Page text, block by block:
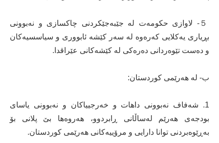
５- لاوازی حکومەت لە جێبەجێکردنی چاکسازی و نەبوونی
بڕیاری یەکلایی کەرەوە لە سەر کێشە ئابووری و سیاسسیەکان
و دەست تێوەردانی دەرەکی لە کێشەکانی عێراقدا.
ب‌- لە هەرێمی کوردستان:
1. شەفاف نەبوونی داهات و خەرجییاکان و نەبوونی یاسای
بودجەی هەرێم لەساڵانی ڕابردوو، هەروەها بێ پلانی بۆ
بەڕێوەبردنی توانا دارایی و مرۆییەکانی هەرێمی کوردستان.